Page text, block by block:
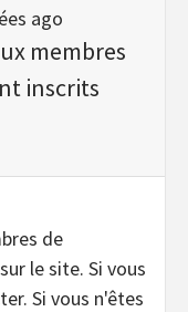
ago
membres
inscrits
de
le site. Si vous
Si vous n'êtes